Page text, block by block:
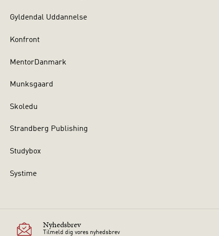
Gyldendal Uddannelse
Konfront
MentorDanmark
Munksgaard
Skoledu
Strandberg Publishing
Studybox
Systime
Nyhedsbrev
Tilmeld dig vores nyhedsbrev